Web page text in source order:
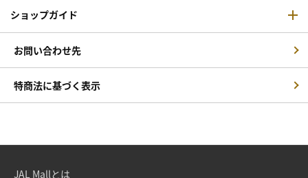
ショップガイド
お問い合わせ先
特商法に基づく表示
JAL Mallとは